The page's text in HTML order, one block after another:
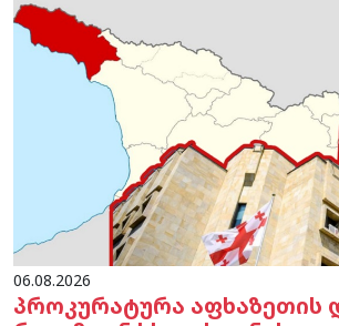
06.08.2026
პროკურატურა აფხაზეთის